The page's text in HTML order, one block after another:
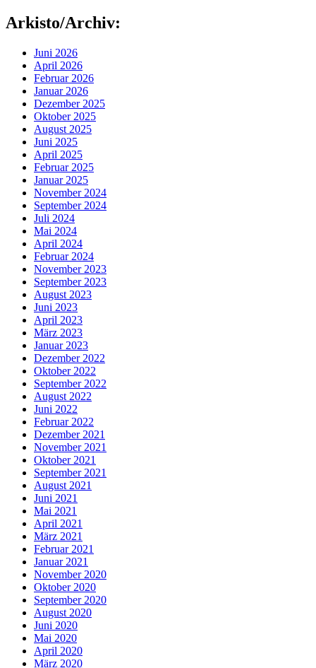
Arkisto/Archiv:
Juni 2026
April 2026
Februar 2026
Januar 2026
Dezember 2025
Oktober 2025
August 2025
Juni 2025
April 2025
Februar 2025
Januar 2025
November 2024
September 2024
Juli 2024
Mai 2024
April 2024
Februar 2024
November 2023
September 2023
August 2023
Juni 2023
April 2023
März 2023
Januar 2023
Dezember 2022
Oktober 2022
September 2022
August 2022
Juni 2022
Februar 2022
Dezember 2021
November 2021
Oktober 2021
September 2021
August 2021
Juni 2021
Mai 2021
April 2021
März 2021
Februar 2021
Januar 2021
November 2020
Oktober 2020
September 2020
August 2020
Juni 2020
Mai 2020
April 2020
März 2020